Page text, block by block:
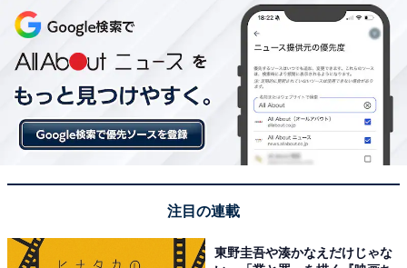
注目の連載
東野圭吾や湊かなえだけじゃな